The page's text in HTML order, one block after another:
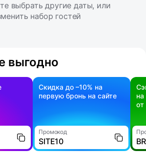
выбрать другие даты, или
набор гостей
выгодно
Скидка до –10% на
первую бронь на сайте
Промокод
SITE10
на